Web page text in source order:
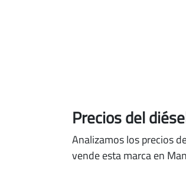
Precios del
Analizamos los precios
vende esta marca en